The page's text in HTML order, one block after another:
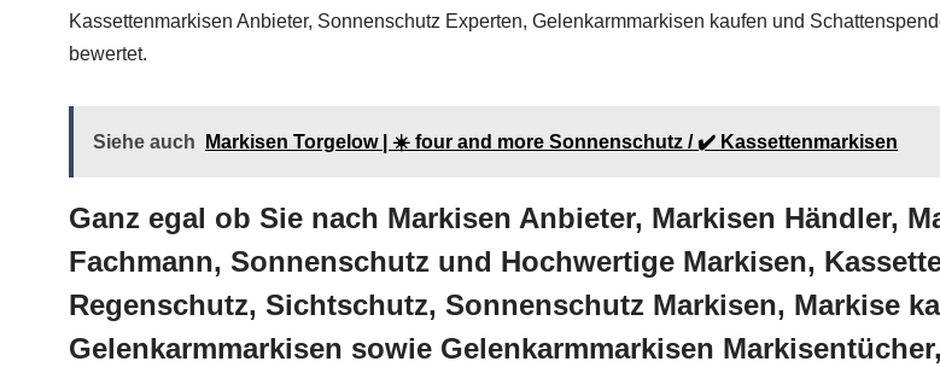
Kassettenmarkisen Anbieter, Sonnenschutz Experten, Gelenkarmmarkisen kaufen und
bewertet.
Siehe auch Markisen Torgelow | ☀️ four and more Sonnenschutz / ✔️ Kassettenmarkisen
Ganz egal ob Sie nach Markisen Anbieter, Markisen Händler,
Fachmann, Sonnenschutz und Hochwertige Markisen,
Regenschutz, Sichtschutz, Sonnenschutz Markisen, Markise
Gelenkarmmarkisen sowie Gelenkarmmarkisen